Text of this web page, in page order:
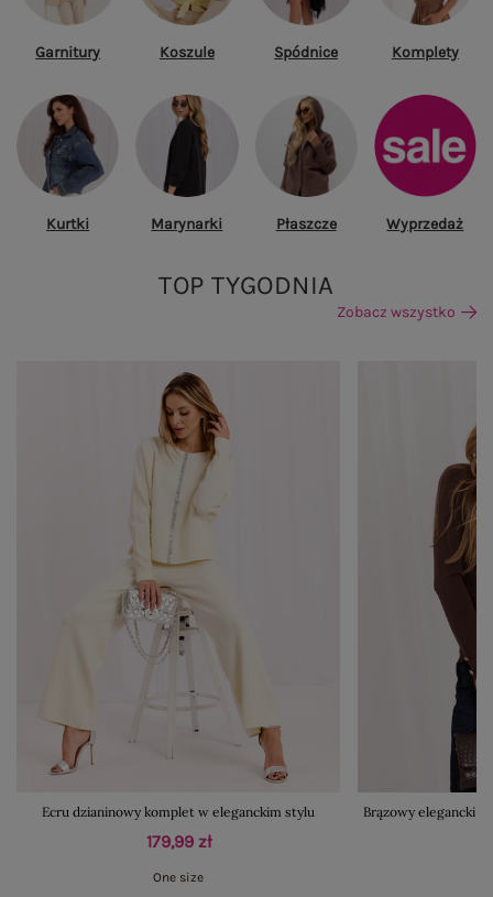
Garnitury Koszule Spódnice Komplety
Kurtki Marynarki Płaszcze Wyprzedaż
TOP TYGODNIA
Zobacz wszystko
Ecru dzianinowy komplet w eleganckim stylu
179,99 zł
One size
Brązowy elegancki